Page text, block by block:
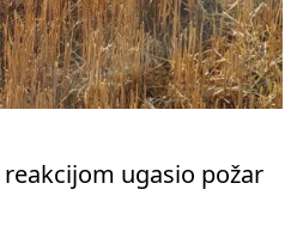
ugasio požar